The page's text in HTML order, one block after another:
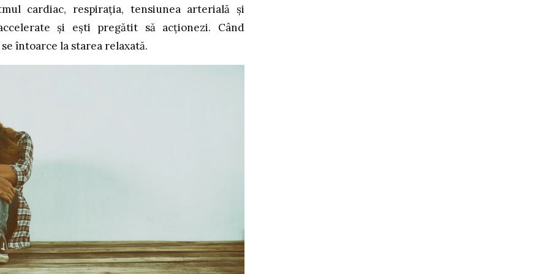
cardiac, respirația, tensiunea arterială și
și ești pregătit să acționezi. Când
întoarce la starea relaxată.